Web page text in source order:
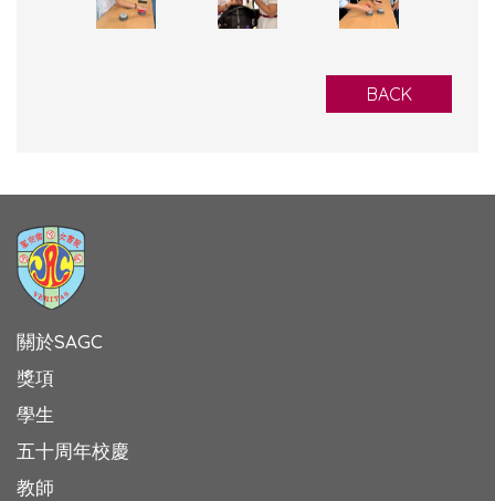
BACK
關於SAGC
獎項
學生
五十周年校慶
教師